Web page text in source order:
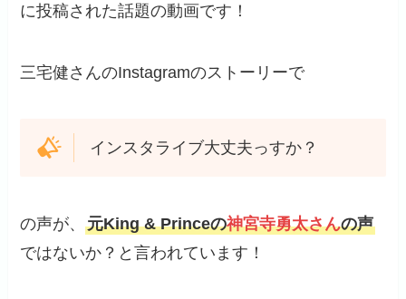
に投稿された話題の動画です！
三宅健さんのInstagramのストーリーで
インスタライブ大丈夫っすか？
の声が、元King & Princeの神宮寺勇太さんの声
ではないか？と言われています！